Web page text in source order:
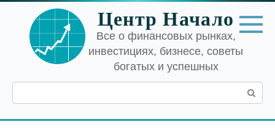
Перейти
контенту
Центр Начало
Все о финансовых рынках,
инвестициях, бизнесе, советы
богатых и успешных
Поиск: